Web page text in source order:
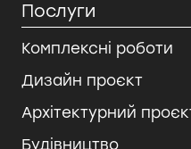
Послуги
Комплексні роботи
Дизайн проєкт
Архітектурний
Будівництво